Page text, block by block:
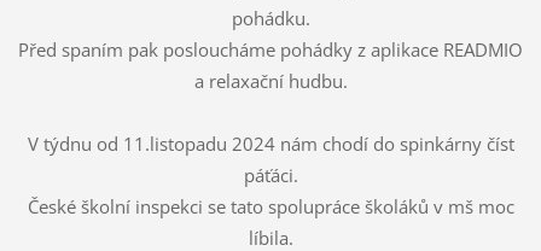
pohádku.
Před spaním pak posloucháme pohádky z aplikace READMIO
a relaxační hudbu.
V týdnu od 11.listopadu 2024 nám chodí do spinkárny číst
páťáci.
České školní inspekci se tato spolupráce školáků v mš moc
líbila.